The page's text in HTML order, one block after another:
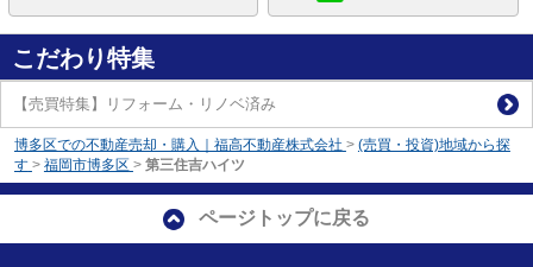
こだわり特集
【売買特集】リフォーム・リノベ済み
博多区での不動産売却・購入｜福高不動産株式会社 > (売買・投資)地域から探
す > 福岡市博多区 > 第三住吉ハイツ
ページトップに戻る